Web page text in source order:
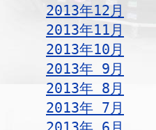
2013年12月
2013年11月
2013年10月
2013年 9月
2013年 8月
2013年 7月